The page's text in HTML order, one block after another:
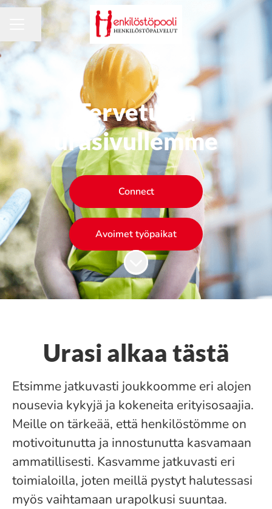
URAVALIKKO
Jaa sivu
Tervetuloa
urasivullemme
Connect
Avoimet työpaikat
Siirry sisältöön
Urasi alkaa tästä
Etsimme jatkuvasti joukkoomme eri alojen
nousevia kykyjä ja kokeneita erityisosaajia.
Meille on tärkeää, että henkilöstömme on
motivoitunutta ja innostunutta kasvamaan
ammatillisesti. Kasvamme jatkuvasti eri
toimialoilla, joten meillä pystyt halutessasi
myös vaihtamaan urapolkusi suuntaa.